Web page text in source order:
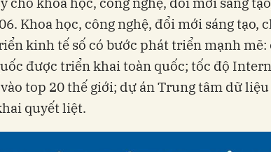
Khoa học, công nghệ, đổi mới sáng tạo,
kinh tế số có bước phát triển mạnh mẽ:
được triển khai toàn quốc; tốc độ
top 20 thế giới; dự án Trung tâm dữ
quyết liệt.